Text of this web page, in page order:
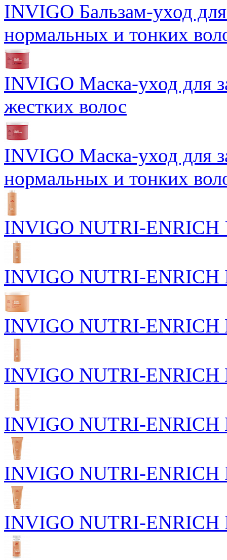
INVIGO Бальзам-уход
нормальных и тонких
INVIGO Маска-уход для
жестких волос
INVIGO Маска-уход для
нормальных и тонких
INVIGO NUTRI-ENRICH
INVIGO NUTRI-ENRICH
INVIGO NUTRI-ENRICH
INVIGO NUTRI-ENRICH
INVIGO NUTRI-ENRICH
INVIGO NUTRI-ENRICH
INVIGO NUTRI-ENRICH